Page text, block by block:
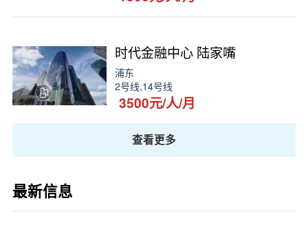
时代金融中心 陆家嘴
浦东
2号线,14号线
3500元/人/月
查看更多
最新信息